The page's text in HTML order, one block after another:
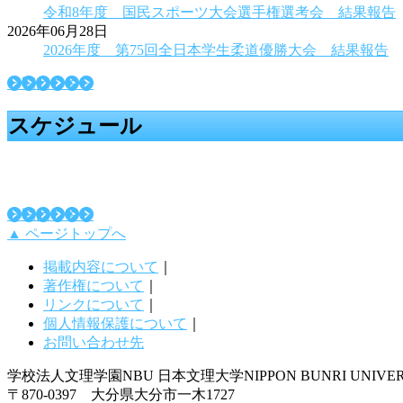
令和8年度 国民スポーツ大会選手権選考会 結果報告
2026年06月28日
2026年度 第75回全日本学生柔道優勝大会 結果報告
一覧はこちら
スケジュール
一覧はこちら
▲ ページトップへ
掲載内容について
著作権について
リンクについて
個人情報保護について
お問い合わせ先
学校法人文理学園NBU 日本文理大学NIPPON BUNRI
〒870-0397 大分県大分市一木1727